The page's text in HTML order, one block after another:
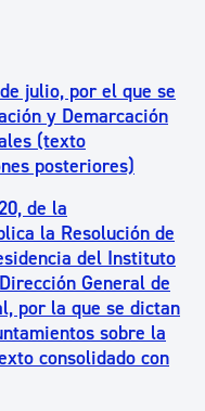
julio, por el que se
y Demarcación
(texto
posteriores)
de la
la Resolución de
del Instituto
General de
por la que se dictan
sobre la
consolidado con